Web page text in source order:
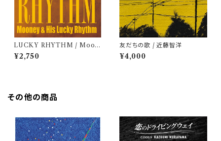
LUCKY RHYTHM / Moon
ey & His Lucky Rhythm
¥2,750
友だちの歌 / 近藤智洋
¥4,000
その他の商品